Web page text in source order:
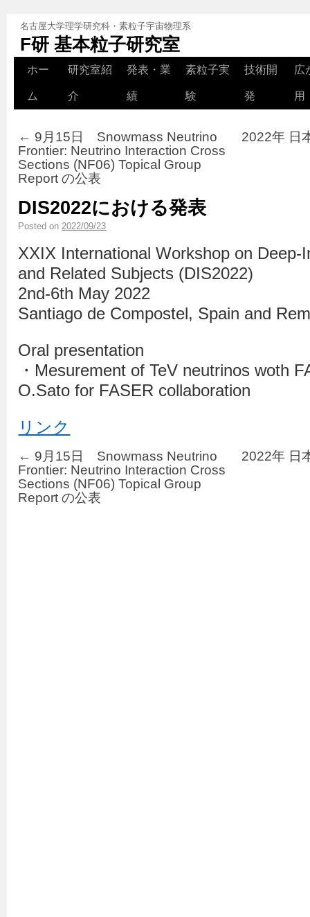
名古屋大学理学研究科・素粒子宇宙物理系
F研 基本粒子研究室
ホー
ム
研究室紹
介
発表・業
績
素粒子実
験
技術開
発
広
用
← 9月15日 Snowmass Neutrino
Frontier: Neutrino Interaction Cross
Sections (NF06) Topical Group
Report の公表
2022年 日
DIS2022における発表
Posted on 2022/09/23
XXIX International Workshop on Deep-
and Related Subjects (DIS2022)
2nd-6th May 2022
Santiago de Compostel, Spain and
Oral presentation
・Mesurement of TeV neutrinos woth
O.Sato for FASER collaboration
リンク
← 9月15日 Snowmass Neutrino
Frontier: Neutrino Interaction Cross
Sections (NF06) Topical Group
Report の公表
2022年 日